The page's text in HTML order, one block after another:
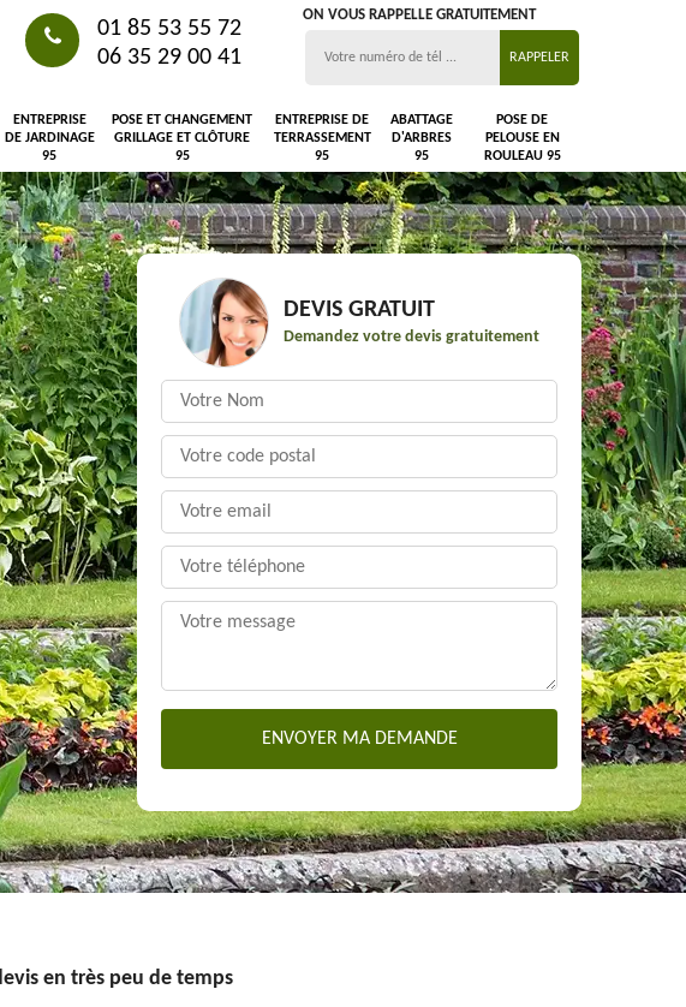
01 85 53 55 72
06 35 29 00 41
ON VOUS RAPPELLE GRATUITEMENT
ENTREPRISE
DE JARDINAGE
95
POSE ET CHANGEMENT
GRILLAGE ET CLÔTURE
95
ENTREPRISE DE
TERRASSEMENT
95
ABATTAGE
D'ARBRES
95
POSE DE
PELOUSE EN
ROULEAU 95
DEVIS GRATUIT
Demandez votre devis gratuitement
en très peu de temps